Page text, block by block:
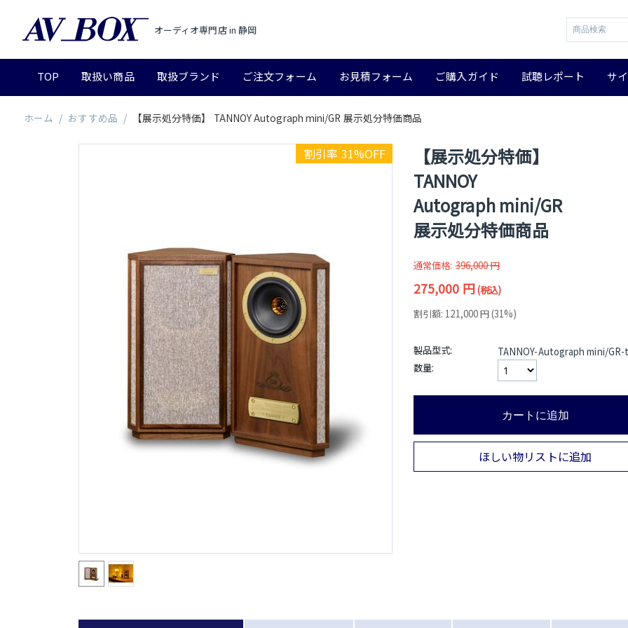
オーディオ専門店 in 静岡
TOP 取扱い商品 取扱ブランド ご注文フォーム お見積フォーム ご購入ガイド 試聴レポート サ
ホーム / おすすめ品 / 【展示処分特価】 TANNOY Autograph mini/GR 展示処分特価商品
割引率 31%OFF
【展示処分特価】
TANNOY
Autograph mini/GR
展示処分特価商品
通常価格: 396,000 円
275,000 円(税込)
割引額: 121,000円(31%)
製品型式:
TANNOY-Autograph mini/
数量:
カートに追加
ほしい物リストに追加